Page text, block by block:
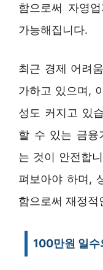
함으로써 자영
가능해집니다.
최근 경제 어려
가하고 있으며,
성도 커지고 있
할 수 있는 금융
는 것이 안전합
펴보아야 하며,
함으로써 재정적
100만원 일수